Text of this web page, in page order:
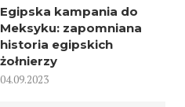
Egipska kampania do
Meksyku: zapomniana
historia egipskich
żołnierzy
04.09.2023